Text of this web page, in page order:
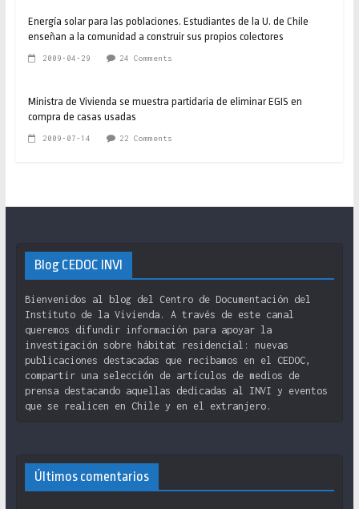
Energía solar para las poblaciones. Estudiantes de la U. de Chile
enseñan a la comunidad a construir sus propios colectores
2009-04-29 24 Comments
Ministra de Vivienda se muestra partidaria de eliminar EGIS en
compra de casas usadas
2009-07-14 22 Comments
Blog CEDOC INVI
Bienvenidos al blog del Centro de Documentación del
Instituto de la Vivienda. A través de este canal
queremos difundir información para apoyar la
investigación sobre hábitat residencial: nuevas
publicaciones destacadas que recibamos en el CEDOC,
compartir una selección de artículos de medios de
prensa destacando aquellas dedicadas al INVI y eventos
que se realicen en Chile y en el extranjero.
Últimos comentarios